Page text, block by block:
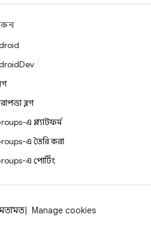
ব্লগ
এ প্ল্যাটফর্ম
এ তৈরি করা
এ পোর্টিং
মতামত Manage cookies